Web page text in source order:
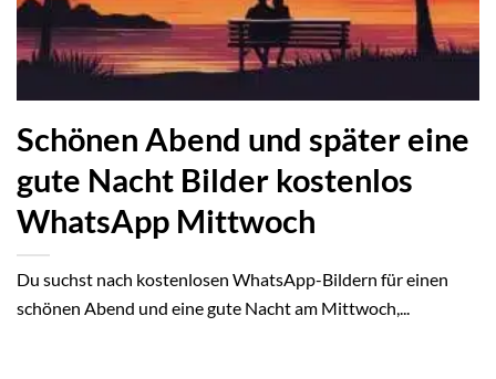
Schönen Abend und später eine
gute Nacht Bilder kostenlos
WhatsApp Mittwoch
Du suchst nach kostenlosen WhatsApp-Bildern für einen
schönen Abend und eine gute Nacht am Mittwoch,...